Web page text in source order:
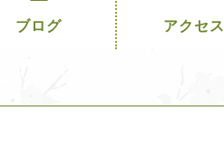
ブログ アクセス